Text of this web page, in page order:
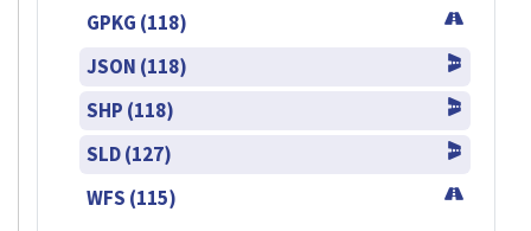
GPKG (118)
JSON (118)
SHP (118)
SLD (127)
WFS (115)